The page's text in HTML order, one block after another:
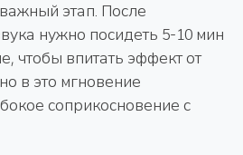
этап. После
нужно посидеть 5-10 мин
чтобы впитать эффект от
в это мгновение
соприкосновение с